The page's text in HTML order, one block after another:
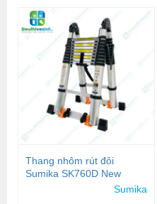
Thang nhôm rút đôi
Sumika SK760D New
Sumika